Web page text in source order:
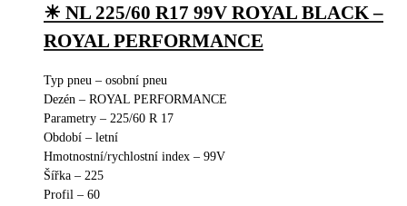
☀ NL 225/60 R17 99V ROYAL BLACK –
ROYAL PERFORMANCE
Typ pneu – osobní pneu
Dezén – ROYAL PERFORMANCE
Parametry – 225/60 R 17
Období – letní
Hmotnostní/rychlostní index – 99V
Šířka – 225
Profil – 60